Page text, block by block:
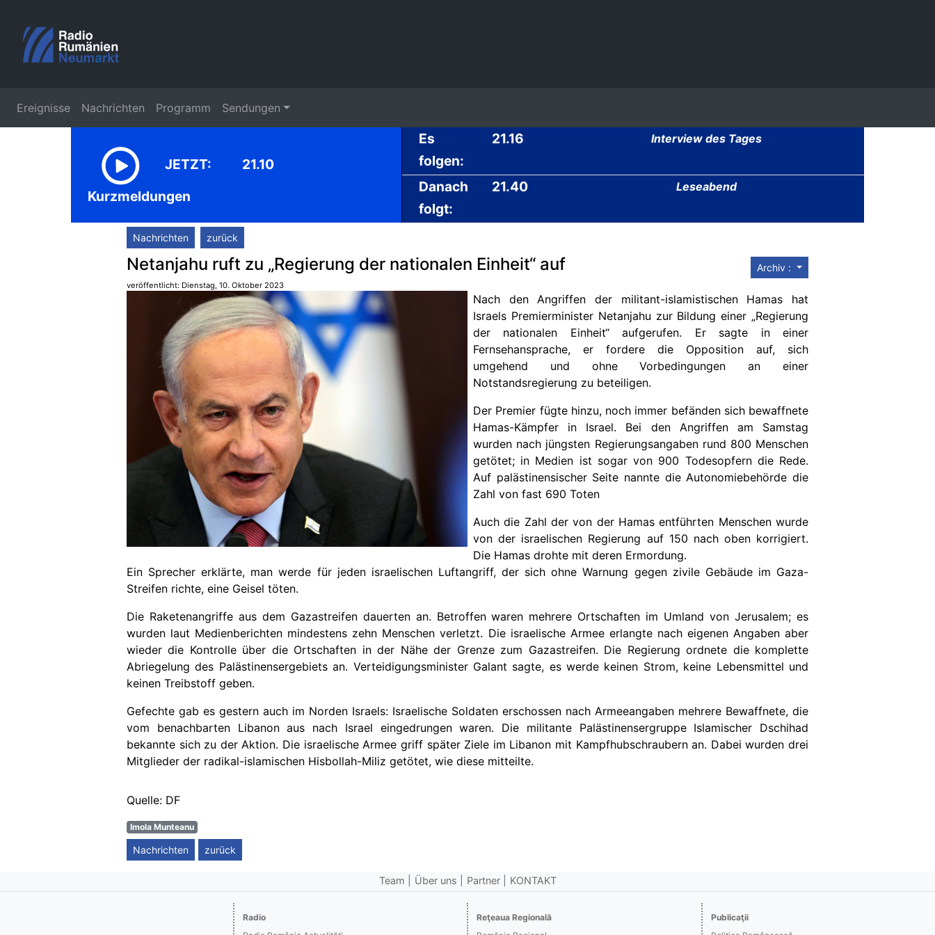
Ereignisse Nachrichten Programm Sendungen
JETZT:
21.10
Kurzmeldungen
Es
folgen:
21.16 Interview des Tages
Danach
folgt:
21.40 Leseabend
Nachrichten zurück
Archiv :
Netanjahu ruft zu „Regierung der nationalen Einheit“ auf
veröffentlicht: Dienstag, 10. Oktober 2023
Nach den Angriffen der militant-islamistischen Hamas hat
Israels Premierminister Netanjahu zur Bildung einer „Regierung
der nationalen Einheit“ aufgerufen. Er sagte in einer
Fernsehansprache, er fordere die Opposition auf, sich
umgehend und ohne Vorbedingungen an einer
Notstandsregierung zu beteiligen.
Der Premier fügte hinzu, noch immer befänden sich bewaffnete
Hamas-Kämpfer in Israel. Bei den Angriffen am Samstag
wurden nach jüngsten Regierungsangaben rund 800 Menschen
getötet; in Medien ist sogar von 900 Todesopfern die Rede.
Auf palästinensischer Seite nannte die Autonomiebehörde die
Zahl von fast 690 Toten
Auch die Zahl der von der Hamas entführten Menschen wurde
von der israelischen Regierung auf 150 nach oben korrigiert.
Die Hamas drohte mit deren Ermordung.
Ein Sprecher erklärte, man werde für jeden israelischen Luftangriff, der sich ohne Warnung gegen zivile Gebäude im Gaza-
Streifen richte, eine Geisel töten.
Die Raketenangriffe aus dem Gazastreifen dauerten an. Betroffen waren mehrere Ortschaften im Umland von Jerusalem; es
wurden laut Medienberichten mindestens zehn Menschen verletzt. Die israelische Armee erlangte nach eigenen Angaben aber
wieder die Kontrolle über die Ortschaften in der Nähe der Grenze zum Gazastreifen. Die Regierung ordnete die komplette
Abriegelung des Palästinensergebiets an. Verteidigungsminister Galant sagte, es werde keinen Strom, keine Lebensmittel und
keinen Treibstoff geben.
Gefechte gab es gestern auch im Norden Israels: Israelische Soldaten erschossen nach Armeeangaben mehrere Bewaffnete, die
vom benachbarten Libanon aus nach Israel eingedrungen waren. Die militante Palästinensergruppe Islamischer Dschihad
bekannte sich zu der Aktion. Die israelische Armee griff später Ziele im Libanon mit Kampfhubschraubern an. Dabei wurden drei
Mitglieder der radikal-islamischen Hisbollah-Miliz getötet, wie diese mitteilte.
Quelle: DF
Imola Munteanu
Nachrichten zurück
Team Über uns Partner KONTAKT
Radio
Reţeaua Regională
Publicaţii